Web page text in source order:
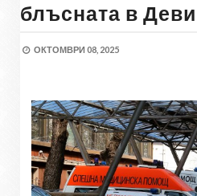
блъсната в
ОКТОМВРИ 08, 2025